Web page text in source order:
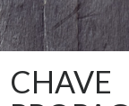
CHAVE